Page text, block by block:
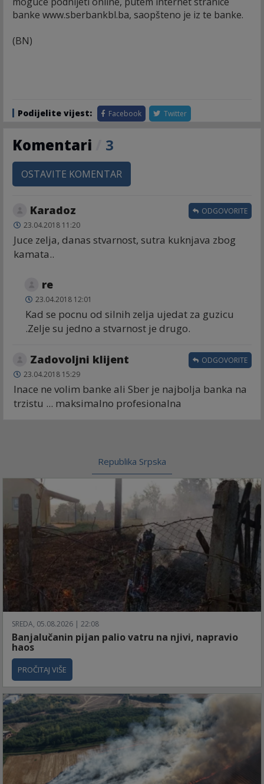
banke www.sberbankbl.ba, saopšteno je iz te banke.
(BN)
Podijelite vijest: Facebook Twitter
Komentari 3
OSTAVITE KOMENTAR
Karadoz
23.04.2018 11:20
Juce zelja, danas stvarnost, sutra kuknjava zbog
kamata..
ODGOVORITE
re
23.04.2018 12:01
Kad se pocnu od silnih zelja ujedat za guzicu
.Zelje su jedno a stvarnost je drugo.
Zadovoljni klijent
23.04.2018 15:29
Inace ne volim banke ali Sber je najbolja banka na
trzistu ... maksimalno profesionalna
ODGOVORITE
Republika Srpska
SREDA, 05.08.2026 | 22:08
Banjalučanin pijan palio vatru na njivi, napravio
haos
PROČITAJ VIŠE